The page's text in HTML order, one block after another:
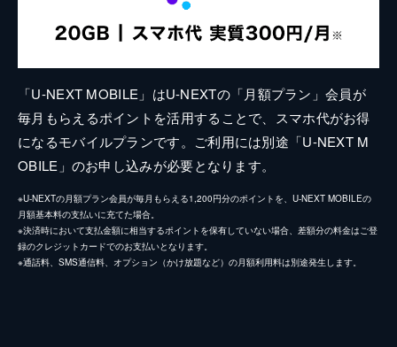
「U-NEXT MOBILE」はU-NEXTの「月額プラン」会員が
毎月もらえるポイントを活用することで、スマホ代がお得
になるモバイルプランです。ご利用には別途「U-NEXT M
OBILE」のお申し込みが必要となります。
※U-NEXTの月額プラン会員が毎月もらえる1,200円分のポイントを、U-NEXT MOBILEの
月額基本料の支払いに充てた場合。
※決済時において支払金額に相当するポイントを保有していない場合、差額分の料金はご登
録のクレジットカードでのお支払いとなります。
※通話料、SMS通信料、オプション（かけ放題など）の月額利用料は別途発生します。